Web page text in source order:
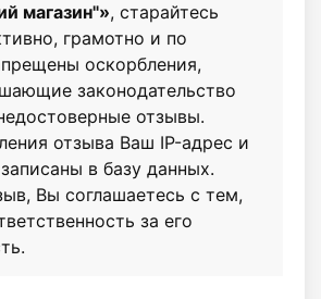
магазин"», старайтесь
грамотно и по
оскорбления,
законодательство
отзывы.
отзыва Ваш IP-адрес и
в базу данных.
Вы соглашаетесь с тем,
за его